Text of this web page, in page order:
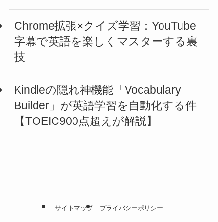
Chrome拡張×クイズ学習：YouTube
字幕で英語を楽しくマスターする裏
技
Kindleの隠れ神機能「Vocabulary
Builder」が英語学習を自動化する件
【TOEIC900点超えが解説】
サイトマップ プライバシーポリシー